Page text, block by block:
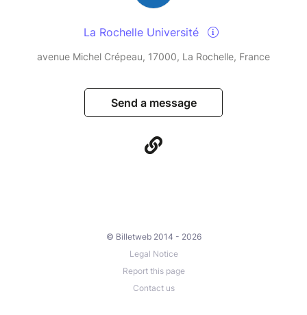
La Rochelle Université
avenue Michel Crépeau, 17000, La Rochelle, France
Send a message
© Billetweb 2014 - 2026
Legal Notice
Report this page
Contact us